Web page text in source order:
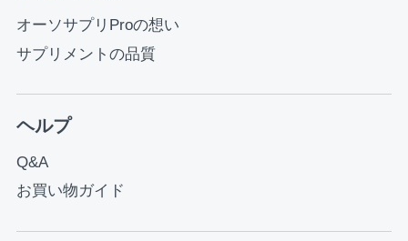
オーソサプリProの想い
サプリメントの品質
ヘルプ
Q&A
お買い物ガイド